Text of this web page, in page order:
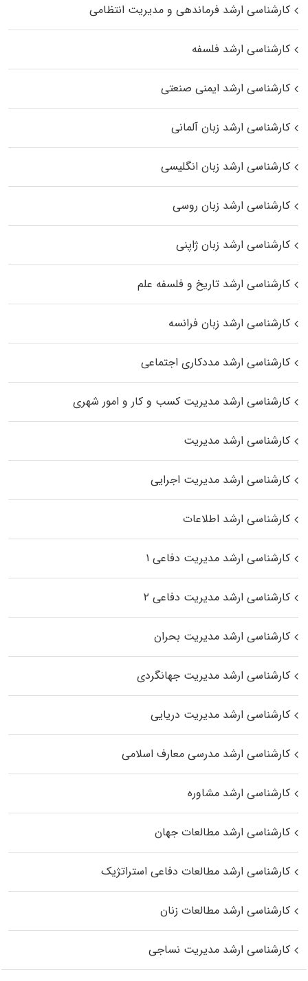
کارشناسی ارشد فرماندهی و مدیریت انتظامی
کارشناسی ارشد فلسفه
کارشناسی ارشد ایمنی صنعتی
کارشناسی ارشد زبان آلمانی
کارشناسی ارشد زبان انگلیسی
کارشناسی ارشد زبان روسی
کارشناسی ارشد زبان ژاپنی
کارشناسی ارشد تاریخ و فلسفه علم
کارشناسی ارشد زبان فرانسه
کارشناسی ارشد مددکاری اجتماعی
کارشناسی ارشد مدیریت کسب و کار و امور شهری
کارشناسی ارشد مدیریت
کارشناسی ارشد مدیریت اجرایی
کارشناسی ارشد اطلاعات
کارشناسی ارشد مدیریت دفاعی ۱
کارشناسی ارشد مدیریت دفاعی ۲
کارشناسی ارشد مدیریت بحران
کارشناسی ارشد مدیریت جهانگردی
کارشناسی ارشد مدیریت دریایی
کارشناسی ارشد مدرسی معارف اسلامی
کارشناسی ارشد مشاوره
کارشناسی ارشد مطالعات جهان
کارشناسی ارشد مطالعات دفاعی استراتژیک
کارشناسی ارشد مطالعات زنان
کارشناسی ارشد مدیریت نساجی